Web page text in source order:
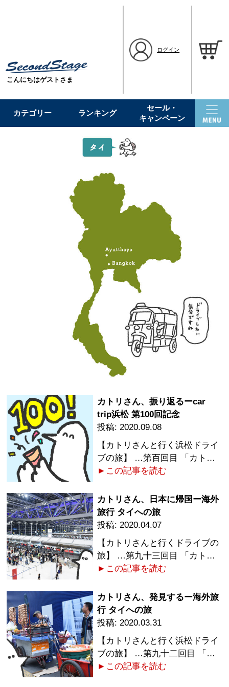
こんにちはゲストさま
ログイン
カテゴリー ランキング
セール・
キャンペーン
カトリさん、振り返るーcar
trip浜松 第100回記念
2020.09.08
【カトリさんと行く浜松ドライ
ブの旅】 …第百回目 「カト…
►この記事を読む
カトリさん、日本に帰国ー海外
旅行 タイへの旅
2020.04.07
【カトリさんと行くドライブの
旅】 …第九十三回目 「カト…
►この記事を読む
カトリさん、発見するー海外旅
行 タイへの旅
2020.03.31
【カトリさんと行く浜松ドライ
ブの旅】 …第九十二回目 「…
►この記事を読む